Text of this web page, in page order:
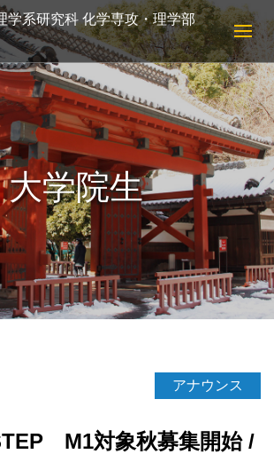
学系研究科 化学専攻・理学部
大学院生
アナウンス
M1対象秋募集開始 /